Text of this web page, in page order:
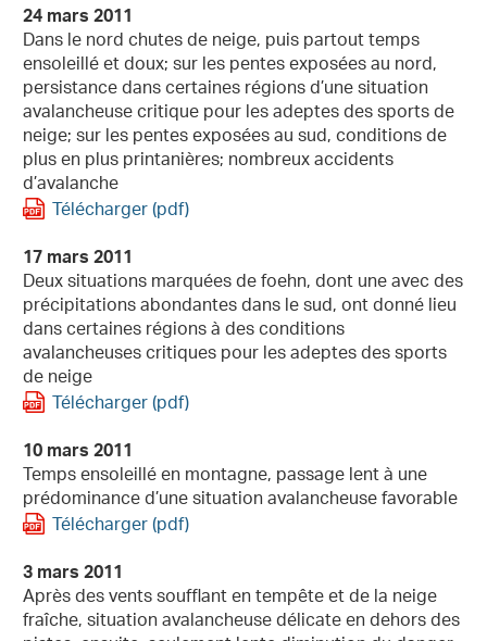
24 mars 2011
Dans le nord chutes de neige, puis partout temps
ensoleillé et doux; sur les pentes exposées au nord,
persistance dans certaines régions d’une situation
avalancheuse critique pour les adeptes des sports de
neige; sur les pentes exposées au sud, conditions de
plus en plus printanières; nombreux accidents
d’avalanche
Télécharger (pdf)
17 mars 2011
Deux situations marquées de foehn, dont une avec des
précipitations abondantes dans le sud, ont donné lieu
dans certaines régions à des conditions
avalancheuses critiques pour les adeptes des sports
de neige
Télécharger (pdf)
10 mars 2011
Temps ensoleillé en montagne, passage lent à une
prédominance d’une situation avalancheuse favorable
Télécharger (pdf)
3 mars 2011
Après des vents soufflant en tempête et de la neige
fraîche, situation avalancheuse délicate en dehors des